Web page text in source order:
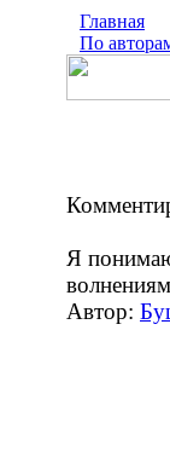
Главная
По
Я
Автор: